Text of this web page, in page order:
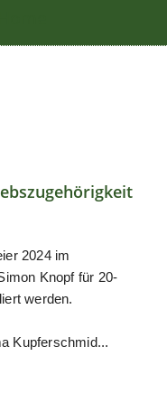
2024 im
Knopf für 20-
werden.
Kupferschmid...